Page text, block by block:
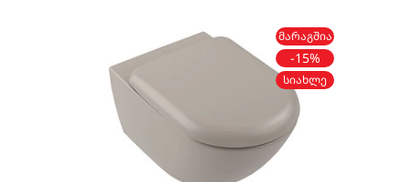
ᲛᲐᲠᲐᲒᲨᲘᲐ
-15%
ᲡᲘᲐᲮᲚᲔ